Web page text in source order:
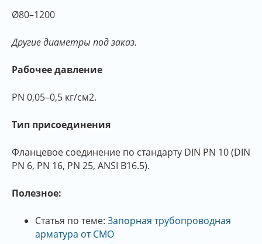
Ø80–1200
Другие диаметры под заказ.
Рабочее давление
РN 0,05–0,5 кг/см2.
Тип присоединения
Фланцевое соединение по стандарту DIN PN 10 (DIN
PN 6, PN 16, PN 25, ANSI B16.5).
Полезное:
Статья по теме: Запорная трубопроводная
арматура от СМО